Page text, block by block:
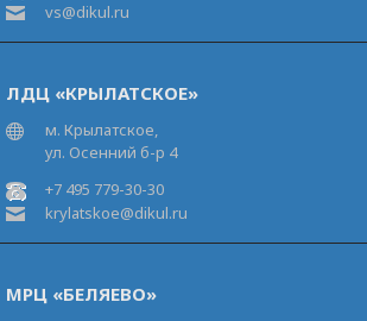
vs@dikul.ru
ЛДЦ «КРЫЛАТСКОЕ»
м. Крылатское,
ул. Осенний б-р 4
+7 495 779-30-30
krylatskoe@dikul.ru
МРЦ «БЕЛЯЕВО»